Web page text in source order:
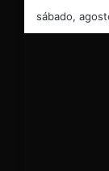
sábado,